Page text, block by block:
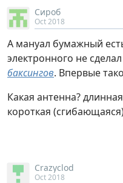
Сироб
Oct 2018
А мануал бумажный
электронного не
баксингов. Впервые
Какая антенна?
короткая
Crazyclod
Oct 2018